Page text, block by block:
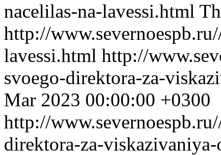
nacelilas-na-lavessi.html
http://
lavessi.html http://
svoego-direktora-za-
Mar 2023 00:00:00 +0300
http://
direktora-za-